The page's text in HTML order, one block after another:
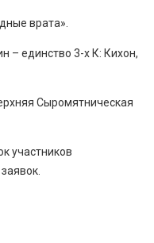
врата».
– единство 3-х К: Кихон,
Сыромятническая
участников